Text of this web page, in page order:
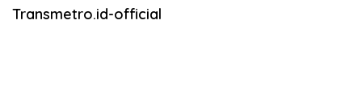
Transmetro.id-official